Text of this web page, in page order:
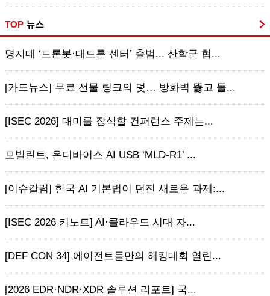
TOP 뉴스
명지대 ‘드론봇·대드론 센터’ 출범... 산학군 협...
[카드뉴스] 무료 선물 링크의 덫… 방화벽 뚫고 들...
[ISEC 2026] 대미를 장식할 컨퍼런스 주제는...
모빌린트, 온디바이스 AI USB ‘MLD-R1’ ...
[이슈칼럼] 한국 AI 기본법이 던진 새로운 과제:...
[ISEC 2026 키노트] AI·클라우드 시대 자...
[DEF CON 34] 에이전트들만의 해킹대회 열린...
[2026 EDR·NDR·XDR 솔루션 리포트] 국...